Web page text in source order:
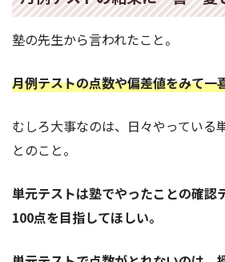
塾の先生から言われたこと。
月例テストの点数や偏差値をみて一
むしろ大事なのは、日々やっている
とのこと。
単元テストは塾でやったことの確認
100点を目指してほしい。